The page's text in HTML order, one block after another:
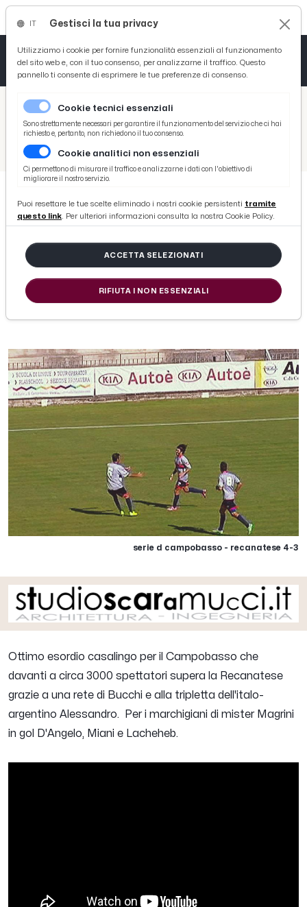
/ Picenotime
/ Varie
/ Serie D
/ Campobasso-Recanatese 4-3, highlights
Campobasso-Recanatese 4-3,
highlights
di Redazione Picenotime
serie d campobasso - recanatese 4-3
Ottimo esordio casalingo per il Campobasso che
davanti a circa 3000 spettatori supera la Recanatese
grazie a una rete di Bucchi e alla tripletta dell'italo-
argentino Alessandro. Per i marchigiani di mister Magrini
in gol D'Angelo, Miani e Lacheheb.
Gestisci la tua privacy
Utilizziamo i cookie per fornire funzionalità essenziali al funzionamento
del sito web e, con il tuo consenso, per analizzarne il traffico. Questo
pannello ti consente di esprimere le tue preferenze di consenso.
Cookie tecnici essenziali
Sono strettamente necessari per garantire il funzionamento del servizio che ci hai
richiesto e, pertanto, non richiedono il tuo consenso.
Cookie analitici non essenziali
Ci permettono di misurare il traffico e analizzarne i dati con l'obiettivo di
migliorare il nostro servizio.
Puoi resettare le tue scelte eliminado i nostri cookie persistenti tramite
questo link. Per ulteriori informazioni consulta la nostra Cookie Policy.
ACCETTA SELEZIONATI
RIFIUTA I NON ESSENZIALI
Tutto News
Tutto Sport
Basket
Ciclismo
Tutto Curiosità